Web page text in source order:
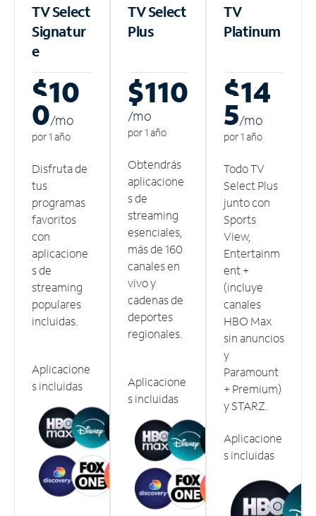
TV Select
Signatur
e
$10
0/mo
por 1 año
Disfruta de
tus
programas
favoritos
con
aplicacione
s de
streaming
populares
incluidas.
Aplicacione
s incluidas
TV Select
Plus
$110
/mo
por 1 año
Obtendrás
aplicacione
s de
streaming
esenciales,
más de 160
canales en
vivo y
cadenas de
deportes
regionales.
Aplicacione
s incluidas
TV
Platinum
$14
5/mo
por 1 año
Todo TV
Select Plus
junto con
Sports
View,
Entertainm
ent +
(incluye
canales
HBO Max
sin anuncios
y
Paramount
+ Premium)
y STARZ.
Aplicacione
s incluidas